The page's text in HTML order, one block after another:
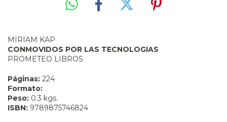
MIRIAM KAP
CONMOVIDOS POR LAS TECNOLOGIAS
PROMETEO LIBROS
Páginas: 224
Formato:
Peso: 0.3 kgs.
ISBN: 9789875746824